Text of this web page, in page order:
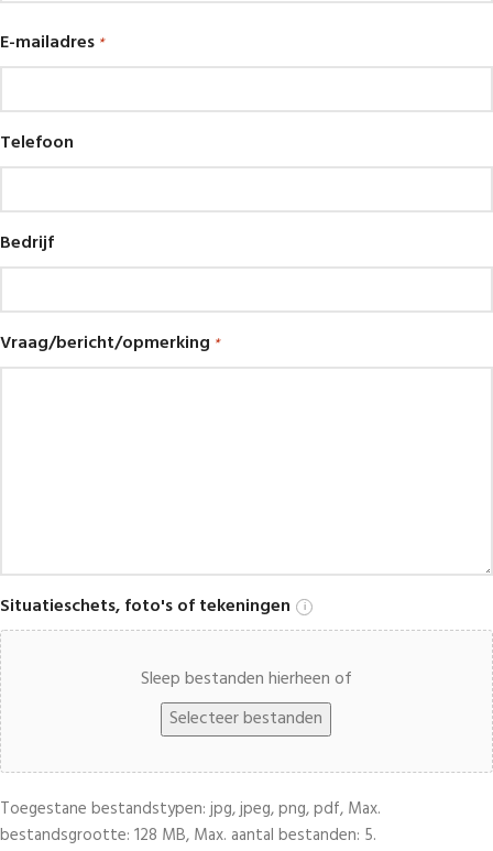
E-mailadres *
Telefoon
Bedrijf
Vraag/bericht/opmerking *
Situatieschets, foto's of tekeningen i
Sleep bestanden hierheen of
Selecteer bestanden
Toegestane bestandstypen: jpg, jpeg, png, pdf, Max.
bestandsgrootte: 128 MB, Max. aantal bestanden: 5.